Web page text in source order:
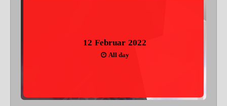
12 Februar 2022
All day